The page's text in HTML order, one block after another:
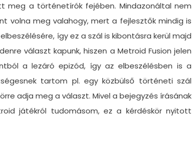
meg a történetírók fejében. Mindazonáltal nem
volna meg valahogy, mert a fejlesztők mindig is
így ez a szál is kibontásra kerül majd
választ kapunk, hiszen a Metroid Fusion jelen
a lezáró epizód, így az elbeszélésben is a
tartom pl. egy közbülső történeti szál
adja meg a választ. Mivel a bejegyzés írásának
játékról tudomásom, ez a kérdéskör nyitott